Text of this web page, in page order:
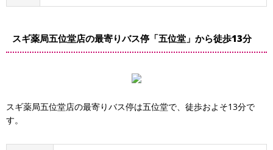
スギ薬局五位堂店の最寄りバス停「五位堂」から徒歩13分
スギ薬局五位堂店の最寄りバス停は五位堂で、徒歩およそ13分で
す。
車場